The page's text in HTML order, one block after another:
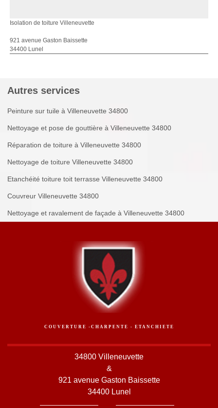
Isolation de toiture Villeneuvette
921 avenue Gaston Baissette
34400 Lunel
Autres services
Peinture sur tuile à Villeneuvette 34800
Nettoyage et pose de gouttière à Villeneuvette 34800
Réparation de toiture à Villeneuvette 34800
Nettoyage de toiture Villeneuvette 34800
Etanchéité toiture toit terrasse Villeneuvette 34800
Couvreur Villeneuvette 34800
Nettoyage et ravalement de façade à Villeneuvette 34800
COUVERTURE -CHARPENTE - ETANCHIETE
34800 Villeneuvette
&
921 avenue Gaston Baissette
34400 Lunel